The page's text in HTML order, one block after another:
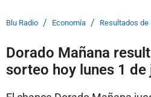
Blu Radio / Economía / Resultados de
Dorado Mañana
sorteo hoy lunes 1